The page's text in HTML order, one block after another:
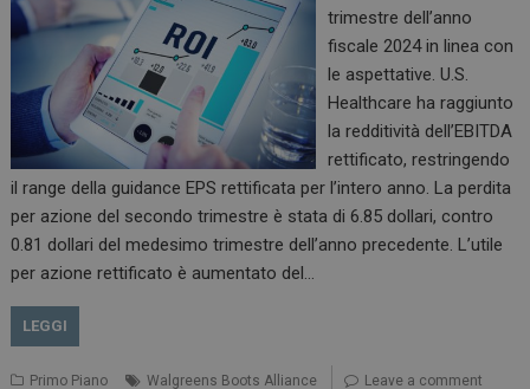
trimestre dell’anno
fiscale 2024 in linea con
le aspettative. U.S.
Healthcare ha raggiunto
la redditività dell’EBITDA
rettificato, restringendo
il range della guidance EPS rettificata per l’intero anno. La perdita
per azione del secondo trimestre è stata di 6.85 dollari, contro
0.81 dollari del medesimo trimestre dell’anno precedente. L’utile
per azione rettificato è aumentato del…
LEGGI
Primo Piano Walgreens Boots Alliance Leave a comment